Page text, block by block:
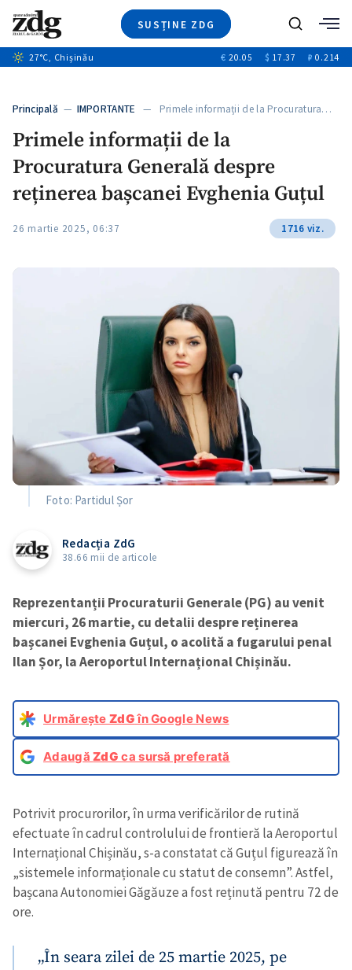
SUSȚINE ZDG
Ştiri
+8
Video
Special
ZdGust
Caută
27°C, Chișinău € 20.05 $ 17.37 ₽ 0.214
Principală — IMPORTANTE — Primele informații de la Procuratura…
Primele informații de la
Procuratura Generală despre
reținerea bașcanei Evghenia Guțul
26 martie 2025, 06:37 1716 viz.
Foto: Partidul Șor
Redacția ZdG
38.66 mii de articole
Reprezentanții Procuraturii Generale (PG) au venit
miercuri, 26 martie, cu detalii despre reținerea
bașcanei Evghenia Guțul, o acolită a fugarului penal
Ilan Șor, la Aeroportul Internațional Chișinău.
Urmărește ZdGîn Google News
AdaugăZdG ca sursă preferată
Potrivit procurorilor, în urma verificărilor de rutină
efectuate în cadrul controlului de frontieră la Aeroportul
Internațional Chișinău, s-a constatat că Guțul figurează în
„sistemele informaționale cu statut de consemn”. Astfel,
bașcana Autonomiei Găgăuze a fost reținută pentru 72 de
ore.
„În seara zilei de 25 martie 2025, pe